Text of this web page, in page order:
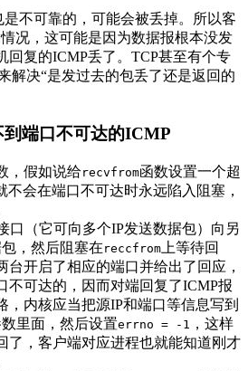
不可靠的，可能会被丢掉。所以客
况，这可能是因为数据报根本没发
回复的ICMP丢了。TCP甚至有个专
解决“是发过去的包丢了还是返回的
端口不可达的ICMP
，假如说给recvfrom函数设置一个超
不会在端口不可达时永远陷入阻塞，
口（它可向多个IP发送数据包）向另
，然后阻塞在reccfrom 上等待回
台开启了相应的端口并给出了回应，
不可达的，因而对端回复了ICMP报
，内核应当把源IP和端口等信息写到
里面，然后设置errno = -1 ，这样
了，客户端对应进程也就能知道刚才